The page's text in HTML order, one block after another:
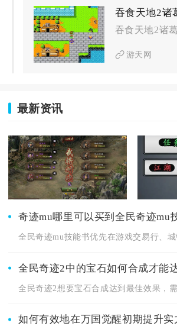
游天网
最新资讯
奇迹mu哪里可以买到全民奇迹mu
全民奇迹2中的宝石如何合成才能达到最
如何有效地在万国觉醒初期提升实